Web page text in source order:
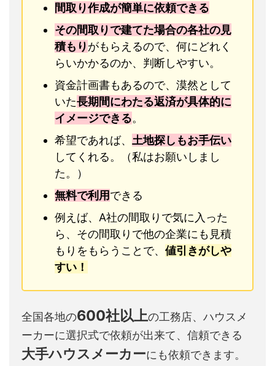
間取り作成が簡単に依頼できる
その間取りで建てた場合の各社の見
積もりがもらえるので、何にどれく
らいかかるのか、判断しやすい。
資金計画書もあるので、漠然として
いた長期間にわたる返済が具体的に
イメージできる。
希望であれば、 土地探しもお手伝い
してくれる。（私はお願いしまし
た。）
無料で利用できる
例えば、A社の間取りで気に入った
ら、その間取りで他の企業にも見積
もりをもらうことで、 値引きがしや
すい！
全国各地の600社以上の工務店、ハウスメ
ーカーに選択式で依頼が出来て、信頼できる
大手ハウスメーカーにも依頼できます。